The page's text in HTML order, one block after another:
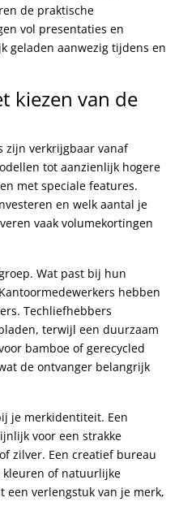
de praktische
vol presentaties en
geladen aanwezig tijdens en
kiezen van de
zijn verkrijgbaar vanaf
tot aanzienlijk hogere
met speciale features.
en welk aantal je
vaak volumekortingen
Wat past bij hun
hebben
Techliefhebbers
terwijl een duurzaam
bamboe of gerecycled
de ontvanger belangrijk
je merkidentiteit. Een
voor een strakke
zilver. Een creatief bureau
kleuren of natuurlijke
een verlengstuk van je merk,